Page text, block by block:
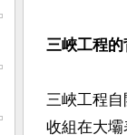
三峽工程的
三峽工程
收組在大